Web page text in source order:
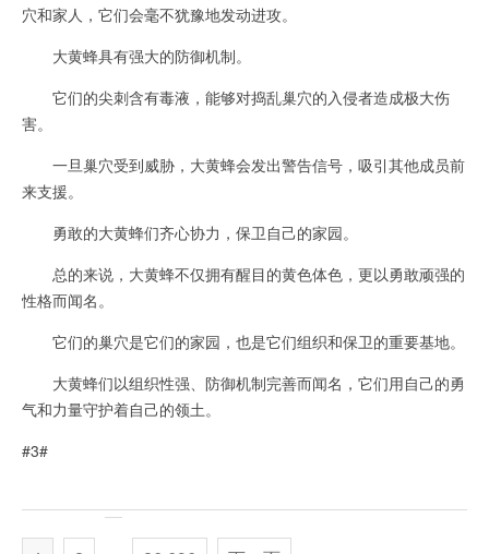
穴和家人，它们会毫不犹豫地发动进攻。
大黄蜂具有强大的防御机制。
它们的尖刺含有毒液，能够对捣乱巢穴的入侵者造成极大伤
害。
一旦巢穴受到威胁，大黄蜂会发出警告信号，吸引其他成员前
来支援。
勇敢的大黄蜂们齐心协力，保卫自己的家园。
总的来说，大黄蜂不仅拥有醒目的黄色体色，更以勇敢顽强的
性格而闻名。
它们的巢穴是它们的家园，也是它们组织和保卫的重要基地。
大黄蜂们以组织性强、防御机制完善而闻名，它们用自己的勇
气和力量守护着自己的领土。
#3#